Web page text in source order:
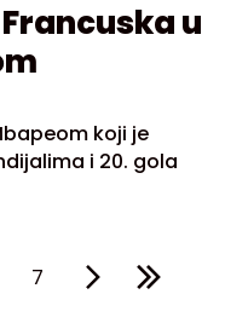
u
koji je
i 20. gola
7